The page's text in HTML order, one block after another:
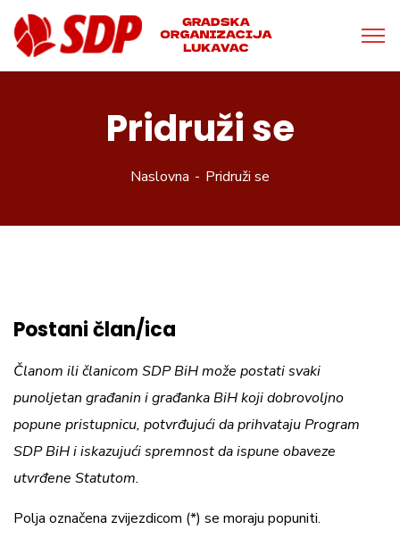
Pridruži se
Naslovna Pridruži se
Postani član/ica
Članom ili članicom SDP BiH može postati svaki
punoljetan građanin i građanka BiH koji dobrovoljno
popune pristupnicu, potvrđujući da prihvataju Program
SDP BiH i iskazujući spremnost da ispune obaveze
utvrđene Statutom.
Polja označena zvijezdicom (*) se moraju popuniti.